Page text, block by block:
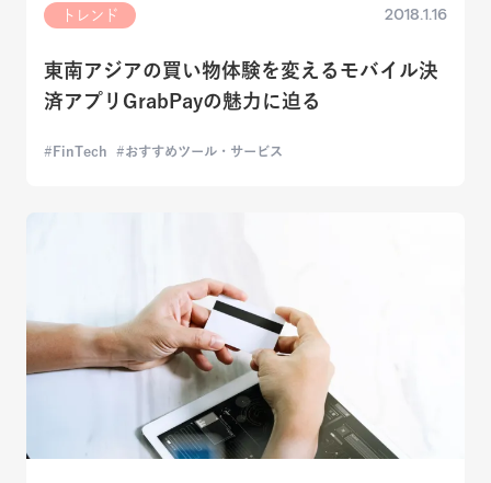
トレンド 2018.1.16
東南アジアの買い物体験を変えるモバイル決
済アプリGrabPayの魅力に迫る
FinTech おすすめツール・サービス